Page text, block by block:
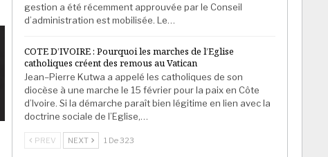
gestion a été récemment approuvée par le Conseil
d’administration est mobilisée. Le…
COTE D’IVOIRE : Pourquoi les marches de l’Eglise
catholiques créent des remous au Vatican
Jean–Pierre Kutwa a appelé les catholiques de son
diocèse à une marche le 15 février pour la paix en Côte
d’Ivoire. Si la démarche paraît bien légitime en lien avec la
doctrine sociale de l’Eglise,…
PREV NEXT 1 De 323